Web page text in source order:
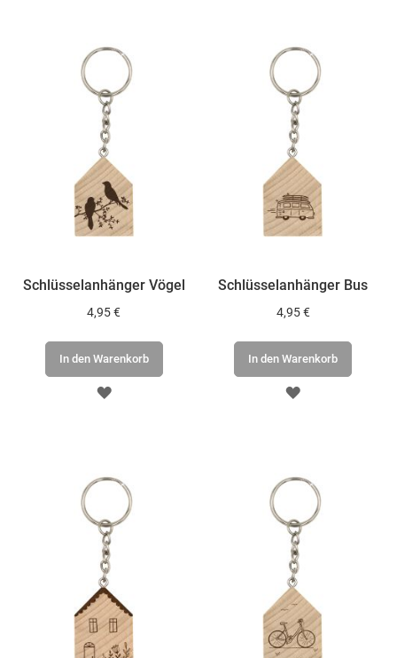
Schlüsselanhänger Vögel
4,95 €
In den Warenkorb
ZUR
Schlüsselanhänger Bus
4,95 €
In den Warenkorb
ZUR